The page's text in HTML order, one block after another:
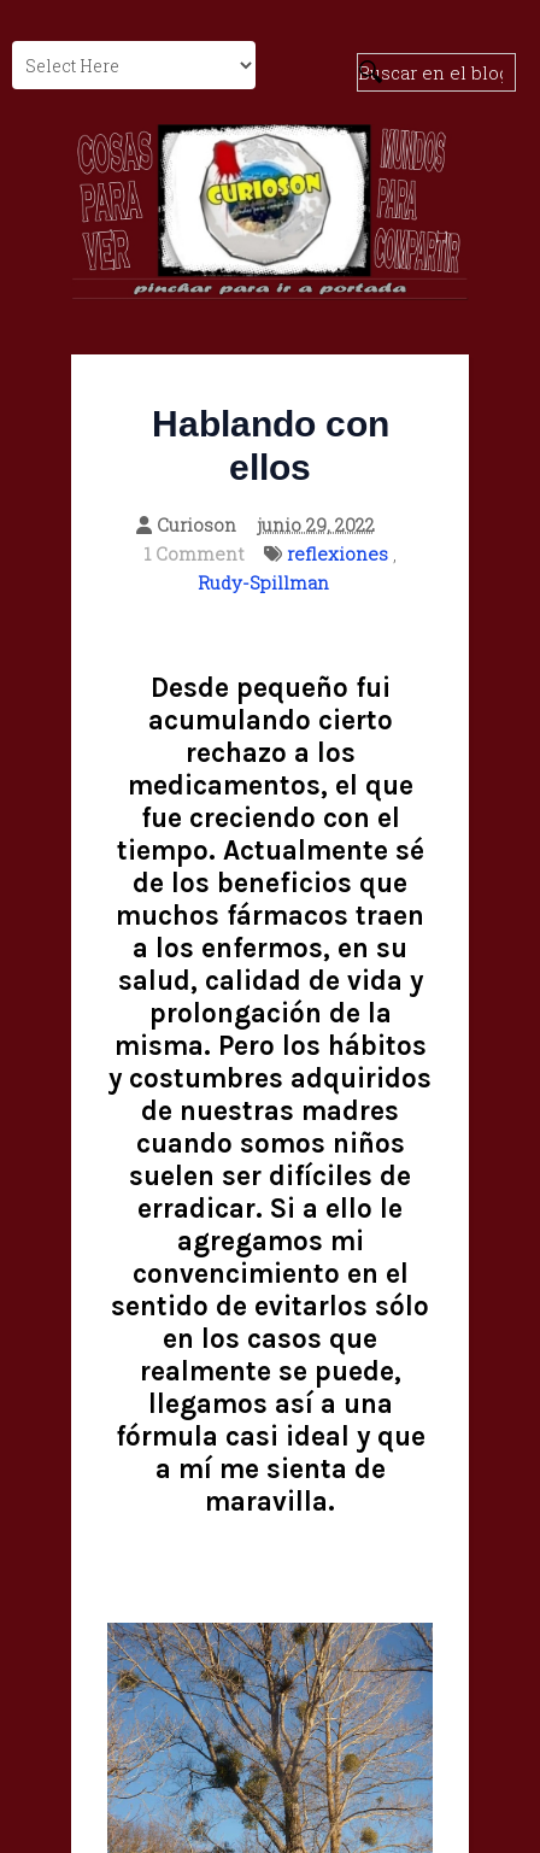
Hablando con
ellos
Curioson
junio 29, 2022
1 Comment
reflexiones ,
Rudy-Spillman
Desde pequeño fui
acumulando cierto
rechazo a los
medicamentos, el que
fue creciendo con el
tiempo. Actualmente sé
de los beneficios que
muchos fármacos traen
a los enfermos, en su
salud, calidad de vida y
prolongación de la
misma. Pero los hábitos
y costumbres adquiridos
de nuestras madres
cuando somos niños
suelen ser difíciles de
erradicar. Si a ello le
agregamos mi
convencimiento en el
sentido de evitarlos sólo
en los casos que
realmente se puede,
llegamos así a una
fórmula casi ideal y que
a mí me sienta de
maravilla.